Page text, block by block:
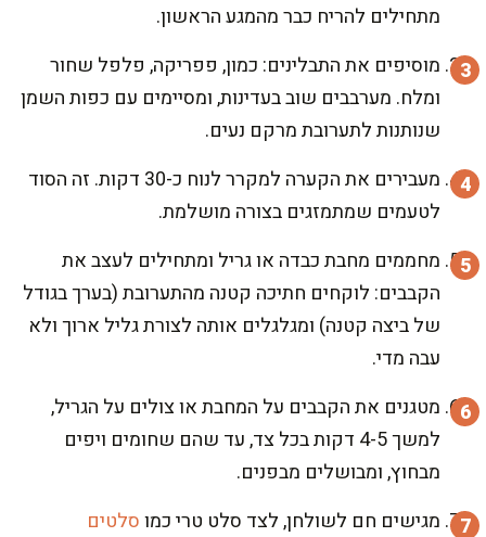
מתחילים להריח כבר מהמגע הראשון.
מוסיפים את התבלינים: כמון, פפריקה, פלפל שחור
ומלח. מערבבים שוב בעדינות, ומסיימים עם כפות השמן
שנותנות לתערובת מרקם נעים.
מעבירים את הקערה למקרר לנוח כ-30 דקות. זה הסוד
לטעמים שמתמזגים בצורה מושלמת.
מחממים מחבת כבדה או גריל ומתחילים לעצב את
הקבבים: לוקחים חתיכה קטנה מהתערובת (בערך בגודל
של ביצה קטנה) ומגלגלים אותה לצורת גליל ארוך ולא
עבה מדי.
מטגנים את הקבבים על המחבת או צולים על הגריל,
למשך 4-5 דקות בכל צד, עד שהם שחומים ויפים
מבחוץ, ומבושלים מבפנים.
מגישים חם לשולחן, לצד סלט טרי כמוסלטים